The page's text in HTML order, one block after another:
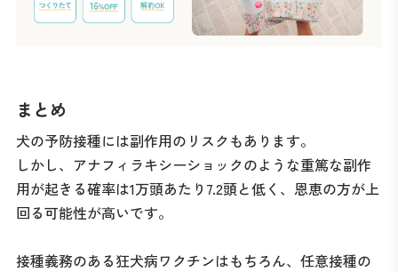
まとめ
犬の予防接種には副作用のリスクもあります。
しかし、アナフィラキシーショックのような重篤な副作
用が起きる確率は1万頭あたり7.2頭と低く、恩恵の方が上
回る可能性が高いです。
接種義務のある狂犬病ワクチンはもちろん、任意接種の